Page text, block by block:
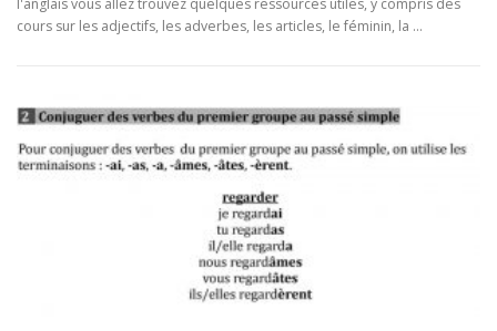
cours sur les adjectifs, les adverbes, les articles, le féminin, la …